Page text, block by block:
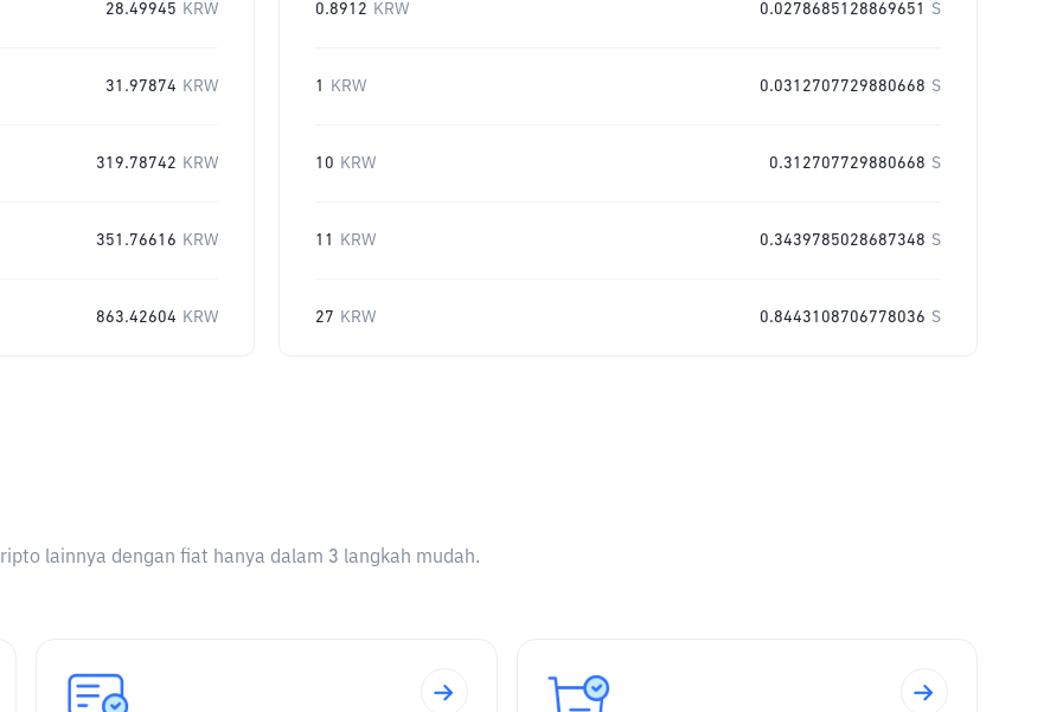
28.49945 KRW
31.97874 KRW
319.78742 KRW
351.76616 KRW
863.42604 KRW
0.8912 KRW 0.0278685128869651 S
1 KRW 0.0312707729880668 S
10 KRW 0.312707729880668 S
11 KRW 0.3439785028687348 S
27 KRW 0.8443108706778036 S
lainnya dengan fiat hanya dalam 3 langkah mudah.